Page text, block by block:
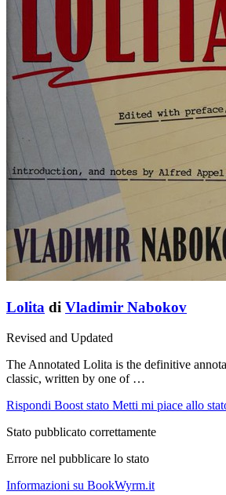
Lolita di Vladimir Nabokov
Revised and Updated
The Annotated Lolita is the definitive
classic, written by one of …
Rispondi Boost stato Metti mi piace allo
Stato pubblicato correttamente
Errore nel pubblicare lo stato
Informazioni su BookWyrm.it